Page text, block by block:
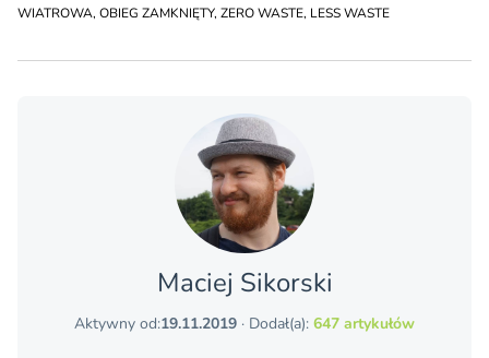
WIATROWA, OBIEG ZAMKNIĘTY, ZERO WASTE, LESS WASTE
Maciej Sikorski
Aktywny od:19.11.2019 · Dodał(a): 647 artykułów